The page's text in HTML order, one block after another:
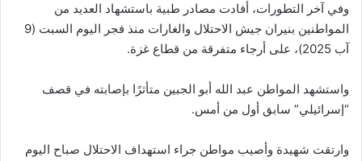
وفي آخر التطورات، أفادت مصادر طبية باستشهاد العديد من
المواطنين بنيران جيش الاحتلال والغارات منذ فجر اليوم السبت (9
آب 2025)، على أرجاء متفرقة من قطاع غزة.
واستشهد المواطن عبد الله أبو الجبين متأثرًا بإصابته في قصف
“إسرائيلي” سابق أول من أمس.
وارتقت شهيدة وأصيب مواطن جراء استهداف الاحتلال صباح اليوم